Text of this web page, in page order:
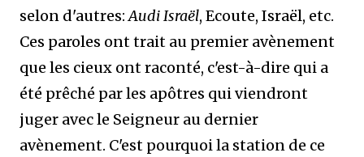
selon d'autres:Audi Israël, Ecoute, Israël, etc.
Ces paroles ont trait au premier avènement
que les cieux ont raconté, c'est-à-dire qui a
été prêché par les apôtres qui viendront
juger avec le Seigneur au dernier
avènement. C'est pourquoi la station de ce